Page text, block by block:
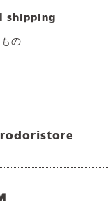
shipping
の